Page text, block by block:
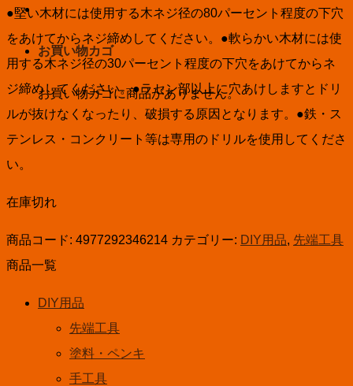
お買い物カゴ
お買い物カゴに商品がありません。
●堅い木材には使用する木ネジ径の80パーセント程度の下穴
をあけてからネジ締めしてください。●軟らかい木材には使
用する木ネジ径の30パーセント程度の下穴をあけてからネ
ジ締めしてください。●ラセン部以上に穴あけしますとドリ
ルが抜けなくなったり、破損する原因となります。●鉄・ス
テンレス・コンクリート等は専用のドリルを使用してくださ
い。
在庫切れ
商品コード: 4977292346214 カテゴリー: DIY用品, 先端工具
商品一覧
DIY用品
先端工具
塗料・ペンキ
手工具